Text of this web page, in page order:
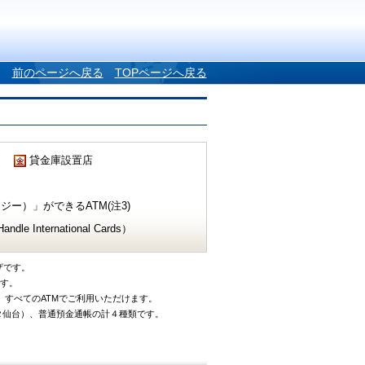
前のページへ戻る TOPページへ戻る
貸金庫設置店
ー）」ができるATM(注3)
International Cards）
す。
。
べてのATMでご利用いただけます。
台）、普通預金通帳の計４種類です。